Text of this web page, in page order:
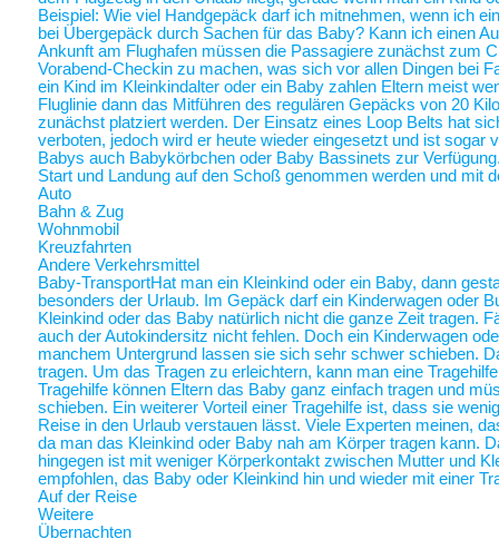
Beispiel: Wie viel Handgepäck darf ich mitnehmen, wenn ich
bei Übergepäck durch Sachen für das Baby? Kann ich einen
Ankunft am Flughafen müssen die Passagiere zunächst zum
Vorabend-Checkin zu machen, was sich vor allen Dingen bei
ein Kind im Kleinkindalter oder ein Baby zahlen Eltern meist
Fluglinie dann das Mitführen des regulären Gepäcks von 20
zunächst platziert werden. Der Einsatz eines Loop Belts hat
verboten, jedoch wird er heute wieder eingesetzt und ist sogar
Babys auch Babykörbchen oder Baby Bassinets zur
Start und Landung auf den Schoß genommen werden und mit
Auto
Bahn & Zug
Wohnmobil
Kreuzfahrten
Andere Verkehrsmittel
Baby-TransportHat man ein Kleinkind oder ein Baby, dann
besonders der Urlaub. Im Gepäck darf ein Kinderwagen oder
Kleinkind oder das Baby natürlich nicht die ganze Zeit tragen.
auch der Autokindersitz nicht fehlen. Doch ein Kinderwagen
manchem Untergrund lassen sie sich sehr schwer schieben.
tragen. Um das Tragen zu erleichtern, kann man eine
Tragehilfe können Eltern das Baby ganz einfach tragen und
schieben. Ein weiterer Vorteil einer Tragehilfe ist, dass sie
Reise in den Urlaub verstauen lässt. Viele Experten meinen,
da man das Kleinkind oder Baby nah am Körper tragen kann.
hingegen ist mit weniger Körperkontakt zwischen Mutter und
empfohlen, das Baby oder Kleinkind hin und wieder mit einer
Auf der Reise
Weitere
Übernachten